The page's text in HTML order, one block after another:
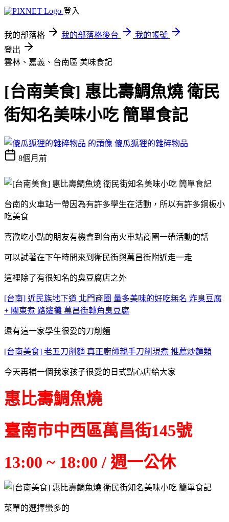
登入
我的部落格 我的部落格後台
我的帳號
登出
雲林、嘉義、台南區 美味食記
[台南美食] 惠比壽鯛魚燒 衛民
街知名美味小吃 簡單食記
傻瓜狐狸的雜碎物品
8個月前
台南的火車站一帶因為有許多學生在活動，所以有許多銅板小
吃美食
喜歡吃小點的朋友有機會到台南火車站商圈一帶活動的話
可以試著在下午時間來到衛民街與萬昌街附近走一走
這裡除了有很知名的臭豆腐店之外
[台南] 近民族地下道 北門商圈 量多美味的好吃無名 炸臭豆腐
+ 關東煮 路邊攤 萬昌街轉角臭豆腐
還有這一家學生很愛的刀削麵
[台南美食] 老五刀削麵 真正廚師親手刀削現煮 推薦炒麵類
今天再補一個我家孩子很愛的日式點心店給大家
惠比壽鯛魚燒
臺南市中西區萬昌街145號
13:00 ~ 18:00 / 週一公休
菜單的選擇蠻多的